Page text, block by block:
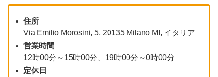
住所
Via Emilio Morosini, 5, 20135 Milano MI, イタリア
営業時間
12時00分～15時00分、19時00分～0時00分
定休日